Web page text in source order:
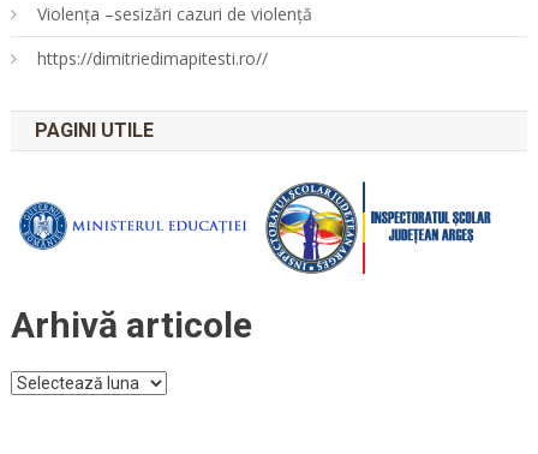
Violența –sesizări cazuri de violență
https://dimitriedimapitesti.ro//
PAGINI UTILE
Arhivă articole
Arhivă